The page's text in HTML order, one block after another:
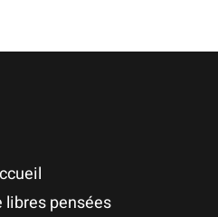
libres pensées